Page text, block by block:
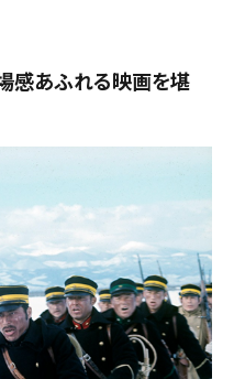
感あふれる映画を堪